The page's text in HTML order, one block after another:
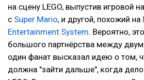
на сцену LEGO, выпустив игровой
с Super Mario, и другой, похожий на
Entertainment System. Вероятно,
большого партнёрства между
один фанат высказал идею о том,
должна "зайти дальше", когда